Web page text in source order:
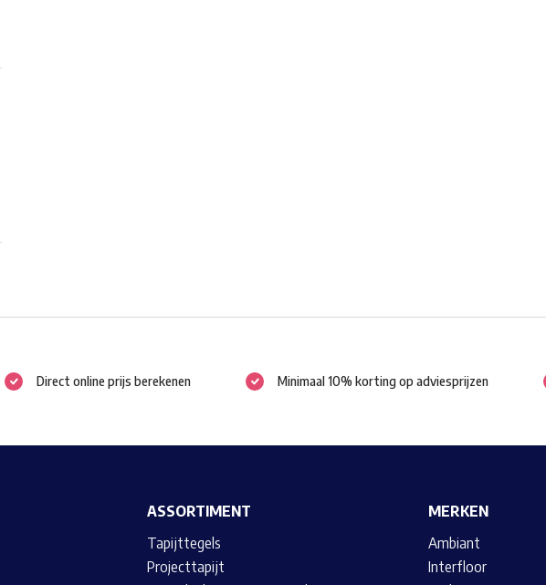
Direct online prijs berekenen Minimaal 10% korting op adviesprijzen
ASSORTIMENT
Tapijttegels
Projecttapijt
MERKEN
Ambiant
Interfloor